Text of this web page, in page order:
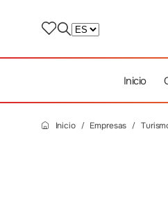
Inicio
Inicio Empresas